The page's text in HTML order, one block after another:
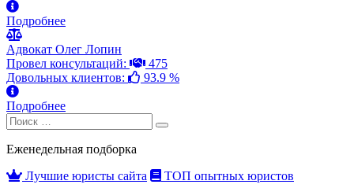
Подробнее
Адвокат Олег Лопин
Провел консультаций:
475
Довольных клиентов:
93.9 %
Подробнее
Search
for:
Search
Еженедельная подборка
Лучшие юристы сайта
ТОП опытных юристов